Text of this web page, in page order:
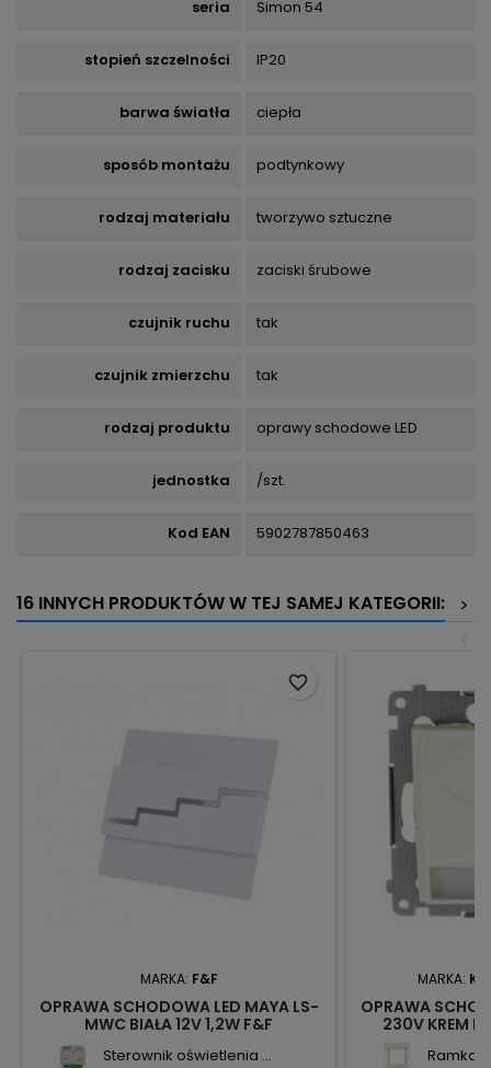
seria Simon 54
stopień szczelności IP20
barwa światła ciepła
sposób montażu podtynkowy
rodzaj materiału tworzywo sztuczne
rodzaj zacisku zaciski śrubowe
czujnik ruchu tak
czujnik zmierzchu tak
rodzaj produktu oprawy schodowe LED
jednostka /szt.
Kod EAN 5902787850463
16 INNYCH PRODUKTÓW W TEJ SAMEJ KATEGORII:
>
<
MARKA: F&F
OPRAWA SCHODOWA LED MAYA LS-
MWC BIAŁA 12V 1,2W F&F
Sterownik oświetlenia ...
favorite_border
MARKA:
OPRAWA
230V KREM
Ramka